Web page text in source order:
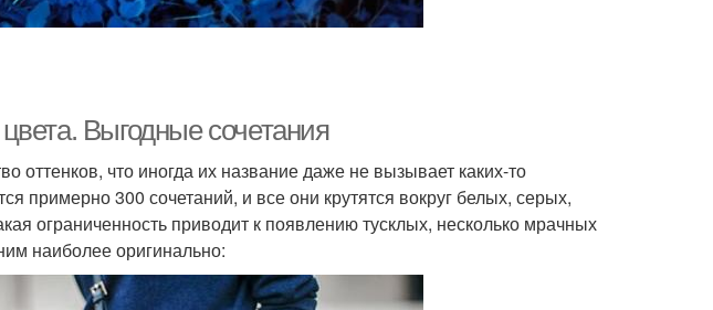
Выгодные сочетания
оттенков, что иногда их название даже не вызывает каких-то
примерно 300 сочетаний, и все они крутятся вокруг белых, серых,
ограниченность приводит к появлению тусклых, несколько мрачных
наиболее оригинально: